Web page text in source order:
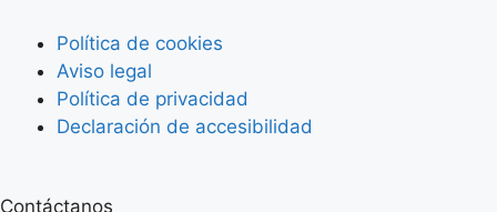
Política de cookies
Aviso legal
Política de privacidad
Declaración de accesibilidad
Contáctanos